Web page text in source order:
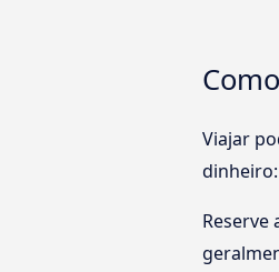
Viajar
dinheiro:
Reserve